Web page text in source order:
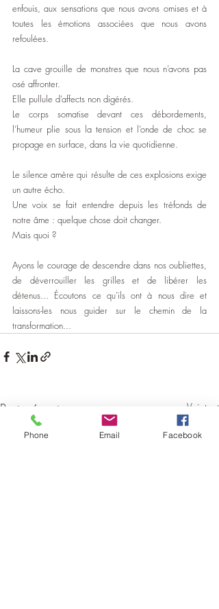
enfouis, aux sensations que nous avons omises et à
toutes les émotions associées que nous avons
refoulées.
La cave grouille de monstres que nous n’avons pas
osé affronter.
Elle pullule d’affects non digérés.
Le corps somatise devant ces débordements,
l’humeur plie sous la tension et l’onde de choc se
propage en surface, dans la vie quotidienne.
Le silence amère qui résulte de ces explosions exige
un autre écho.
Une voix se fait entendre depuis les tréfonds de
notre âme : quelque chose doit changer.
Mais quoi ?
Ayons le courage de descendre dans nos oubliettes,
de déverrouiller les grilles et de libérer les
détenus... Écoutons ce qu’ils ont à nous dire et
laissons-les nous guider sur le chemin de la
transformation...
Posts récents Voir tout
Phone Email Facebook